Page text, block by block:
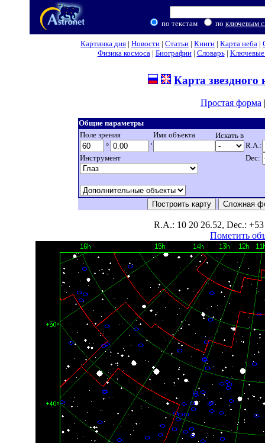
по текстам по ключевым
Картинка дня | Новости | Статьи | Книги | Карта неба |
Физика космоса| Биографии| Словарь| Ключевые
Карта звездного
Простая форма
Общие параметры
Поле зрения
°
'
Имя объекта
Искать в
R.A.:
Dec:
Инструмент
R.A.: 10 20 26.52, Dec.:
Пометить